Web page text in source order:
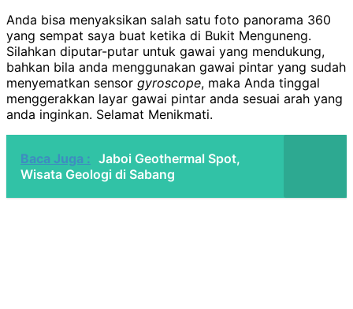
Anda bisa menyaksikan salah satu foto panorama 360
yang sempat saya buat ketika di Bukit Menguneng.
Silahkan diputar-putar untuk gawai yang mendukung,
bahkan bila anda menggunakan gawai pintar yang sudah
menyematkan sensor gyroscope, maka Anda tinggal
menggerakkan layar gawai pintar anda sesuai arah yang
anda inginkan. Selamat Menikmati.
Baca Juga : Jaboi Geothermal Spot,
Wisata Geologi di Sabang